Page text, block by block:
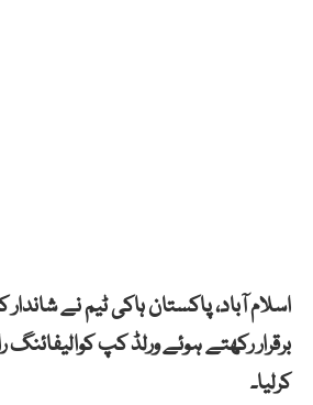
اسلام آباد، پاکستان ہاکی ٹیم نے
برقرار رکھتے ہوئے ورلڈ کپ کوالیفائنگ
کرلیا۔